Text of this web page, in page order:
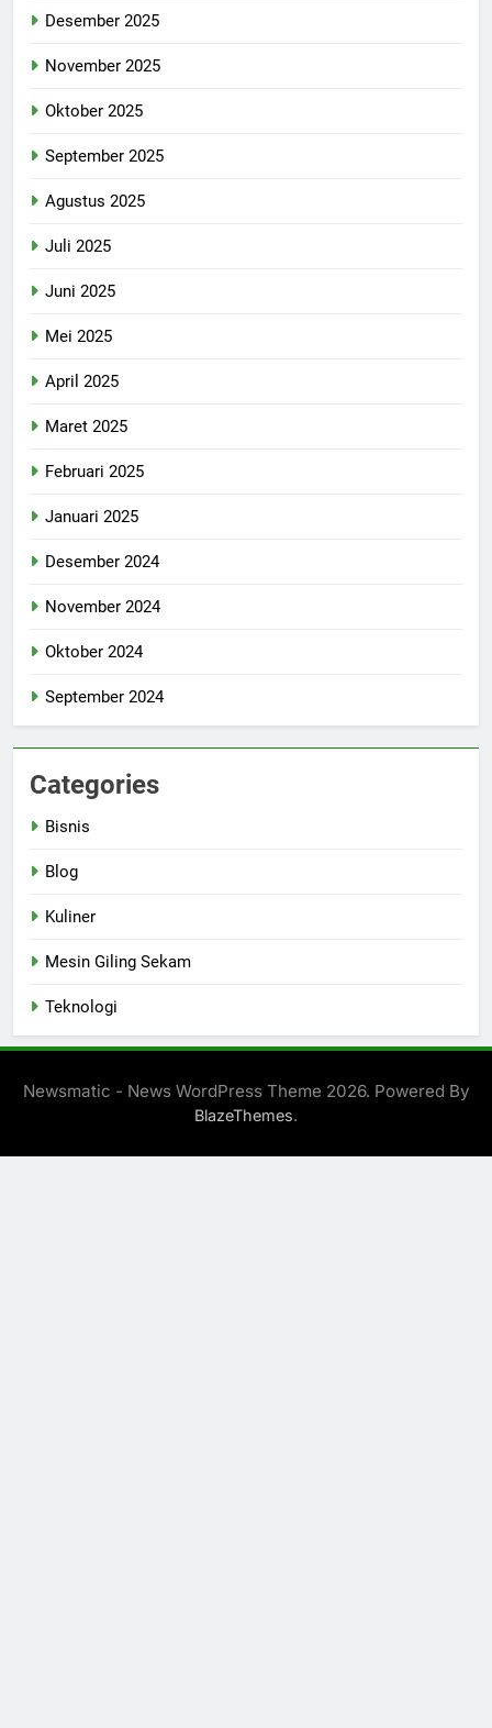
Desember 2025
November 2025
Oktober 2025
September 2025
Agustus 2025
Juli 2025
Juni 2025
Mei 2025
April 2025
Maret 2025
Februari 2025
Januari 2025
Desember 2024
November 2024
Oktober 2024
September 2024
Categories
Bisnis
Blog
Kuliner
Mesin Giling Sekam
Teknologi
Newsmatic - News WordPress Theme 2026. Powered By
BlazeThemes.